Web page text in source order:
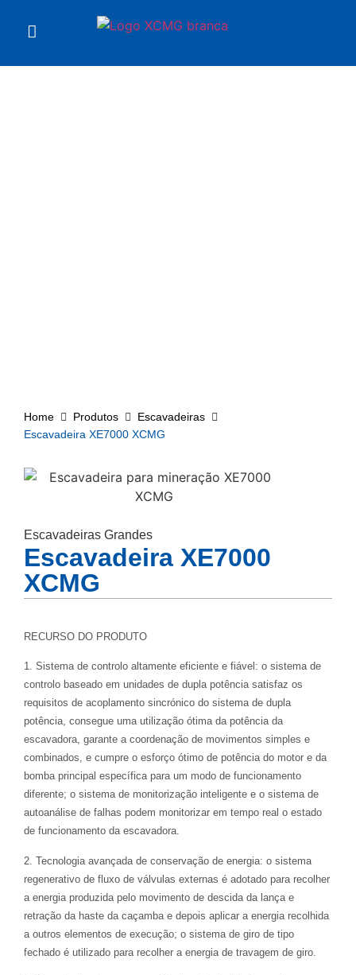
Home Produtos
Escavadeiras
Escavadeira XE7000 XCMG
Escavadeiras Grandes
Escavadeira XE7000
XCMG
RECURSO DO PRODUTO
1. Sistema de controlo altamente eficiente e fiável: o sistema de
controlo baseado em unidades de dupla potência satisfaz os
requisitos de acoplamento sincrónico do sistema de dupla
potência, consegue uma utilização ótima da potência da
escavadora, garante a coordenação de movimentos simples e
combinados, e cumpre o esforço ótimo de potência do motor e da
bomba principal específica para um modo de funcionamento
diferente; o sistema de monitorização inteligente e o sistema de
autoanálise de falhas podem monitorizar em tempo real o estado
de funcionamento da escavadora.
2. Tecnologia avançada de conservação de energia: o sistema
regenerativo de fluxo de válvulas externas é adotado para recolher
a energia produzida pelo movimento de descida da lança e
retração da haste da caçamba e depois aplicar a energia recolhida
a outros elementos de execução; o sistema de giro de tipo
fechado é utilizado para recolher a energia de travagem de giro.